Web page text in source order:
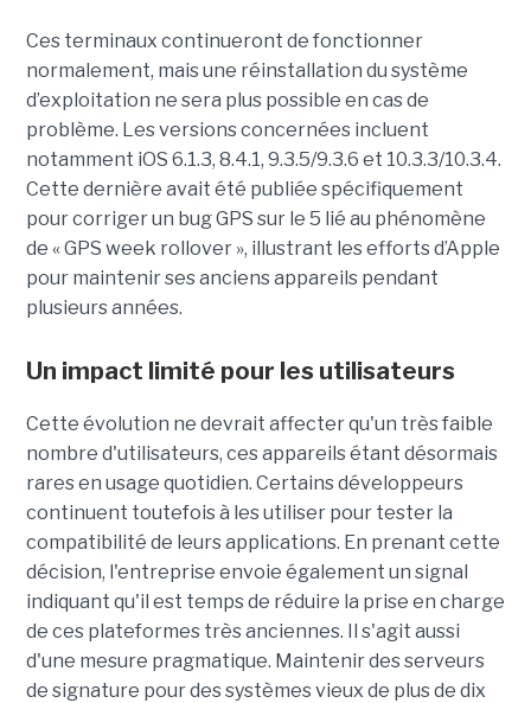
Ces terminaux continueront de fonctionner
normalement, mais une réinstallation du système
d’exploitation ne sera plus possible en cas de
problème. Les versions concernées incluent
notamment iOS 6.1.3, 8.4.1, 9.3.5/9.3.6 et 10.3.3/10.3.4.
Cette dernière avait été publiée spécifiquement
pour corriger un bug GPS sur le 5 lié au phénomène
de « GPS week rollover », illustrant les efforts d’Apple
pour maintenir ses anciens appareils pendant
plusieurs années.
Un impact limité pour les utilisateurs
Cette évolution ne devrait affecter qu'un très faible
nombre d'utilisateurs, ces appareils étant désormais
rares en usage quotidien. Certains développeurs
continuent toutefois à les utiliser pour tester la
compatibilité de leurs applications. En prenant cette
décision, l'entreprise envoie également un signal
indiquant qu'il est temps de réduire la prise en charge
de ces plateformes très anciennes. Il s'agit aussi
d'une mesure pragmatique. Maintenir des serveurs
de signature pour des systèmes vieux de plus de dix